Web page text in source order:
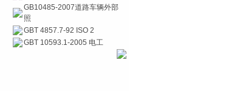
GB10485-2007道路车辆外部
照
GBT 4857.7-92 ISO 2
GBT 10593.1-2005 电工